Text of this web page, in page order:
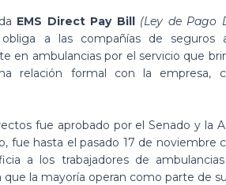
EMS Direct Pay Bill (Ley de Pago
obliga a las compañías de seguros
en ambulancias por el servicio que
relación formal con la empresa,
fue aprobado por el Senado y la
fue hasta el pasado 17 de noviembre
a los trabajadores de
la mayoría operan como parte de